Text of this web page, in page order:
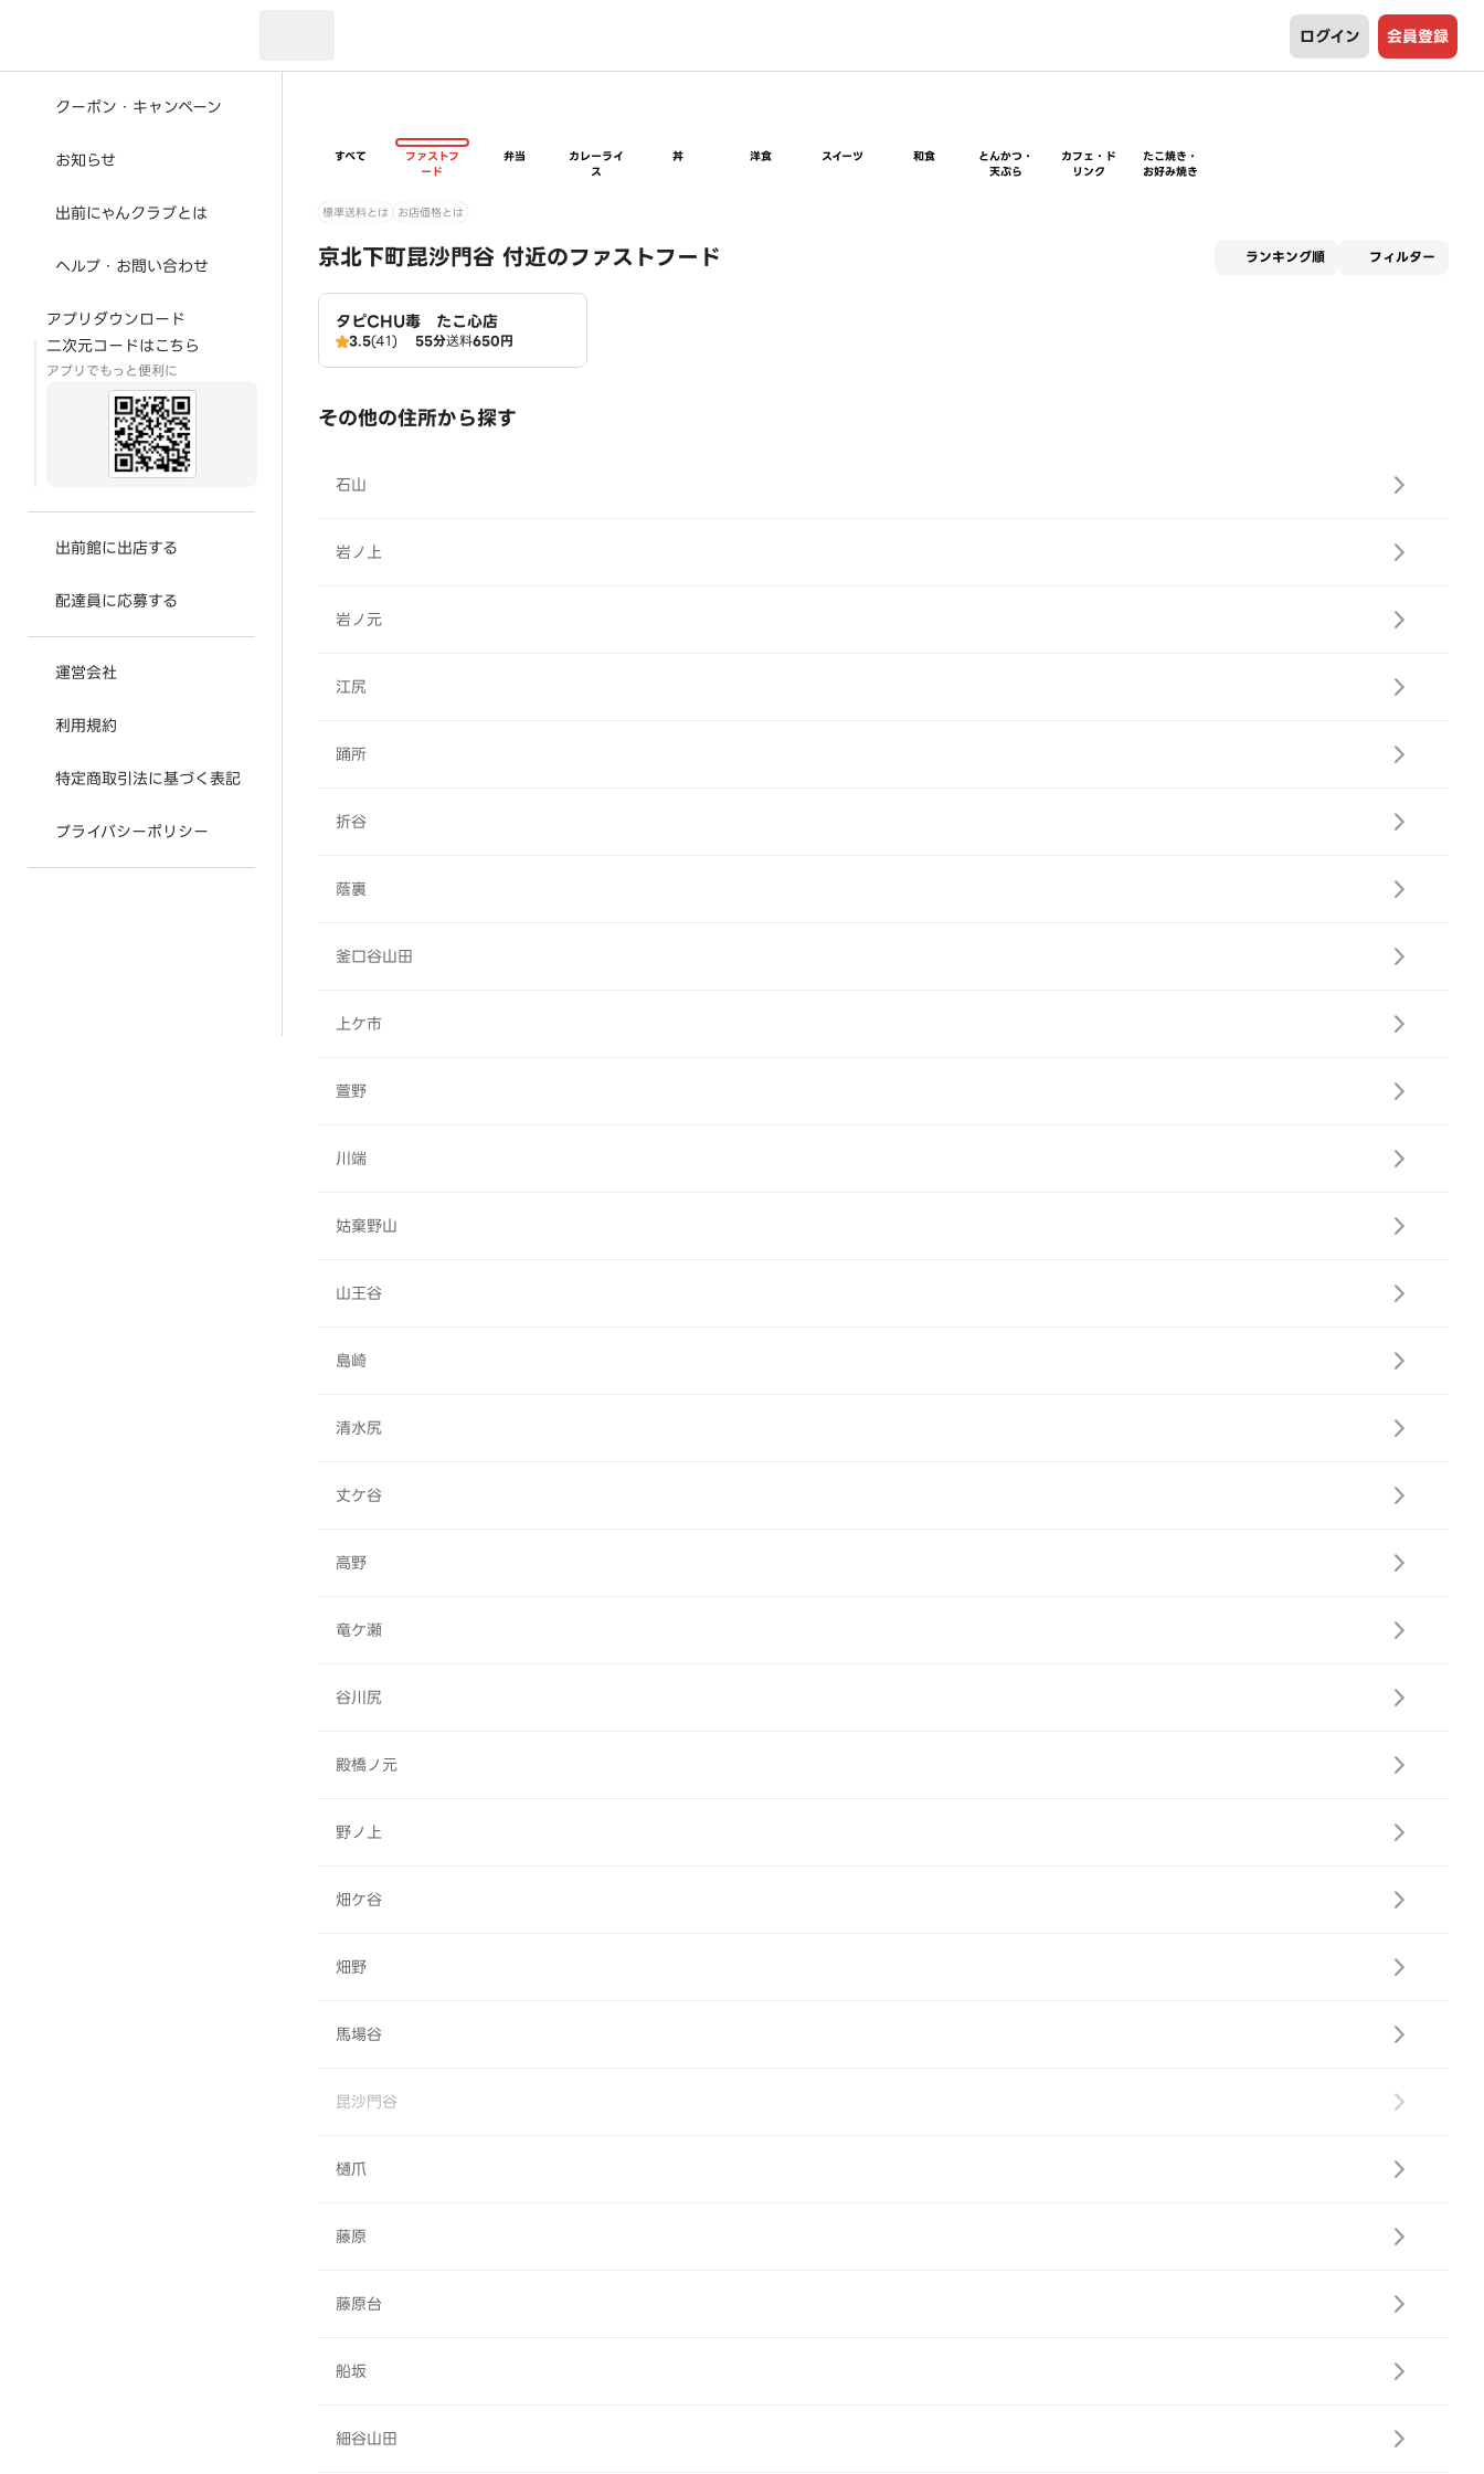
ログイン 会員登録
クーポン・キャンペーン
お知らせ
出前にゃんクラブとは
ヘルプ・お問い合わせ
アプリダウンロード
二次元コードはこちら
アプリでもっと便利に
出前館に出店する
配達員に応募する
運営会社
利用規約
特定商取引法に基づく表記
プライバシーポリシー
すべて
ファストフ
ード
弁当
カレーライ
ス
丼 洋食 スイーツ 和食
とんかつ・
天ぷら
カフェ・ド
リンク
たこ焼き・
お好み焼き
標準送料とは お店価格とは
京北下町昆沙門谷 付近のファストフード ランキング順 フィルター
タピCHU毒 たこ心店
3.5(41) 55分送料650円
その他の住所から探す
石山
岩ノ上
岩ノ元
江尻
踊所
折谷
蔭裏
釜口谷山田
上ケ市
萱野
川端
姑棄野山
山王谷
島崎
清水尻
丈ケ谷
高野
竜ケ瀬
谷川尻
殿橋ノ元
野ノ上
畑ケ谷
畑野
馬場谷
昆沙門谷
樋爪
藤原
藤原台
船坂
細谷山田